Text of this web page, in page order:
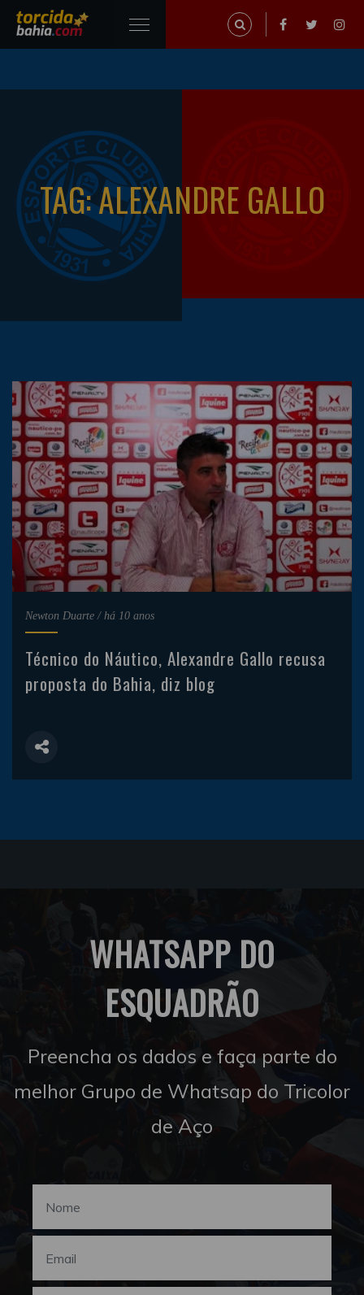
TAG: ALEXANDRE GALLO
Newton Duarte / há 10 anos
Técnico do Náutico, Alexandre Gallo recusa
proposta do Bahia, diz blog
WHATSAPP DO
ESQUADRÃO
Preencha os dados e faça parte do
melhor Grupo de Whatsap do Tricolor
de Aço